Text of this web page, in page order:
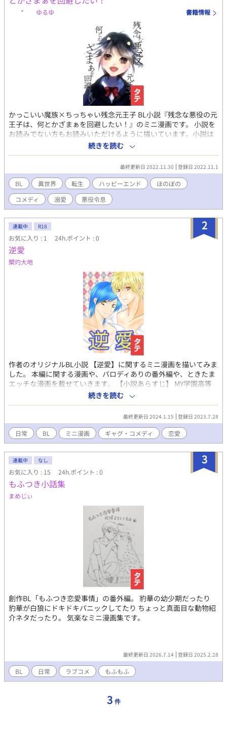
* ゆるゆ 書籍情報
かっこいい魔族×ちっちゃい残念元王子 BL小説『残念な悪役の元
王子は、何とかざまぁを回避したい！』のミニ漫画です。 小説を
お読みでない方もお読みいただけるように描いています。小説は
R18、漫画はR15くらいです。 自作の絵に戻しました！（笑） 皆
さまの応援のおかげで『もふもふ獣人に転生したら、最愛の推し
に溺愛されています』書籍化、心から、ありがとうございます！
続きを読む
最終更新日 2022.11.30 登録日 2022.11.1
BL 異世界 転生 ハッピーエンド
ほのぼの
コメディ
溺愛 悪役令息
2
連載中 R18
お気に入り : 1 24h.ポイント : 0
逆愛
槊灼大地
作者のオリジナルBL小説 【逆愛】に関するミニ漫画を描いてみま
した。 本編に関する漫画や、パロディありの番外編や、ときたま
エッチな漫画を載せていきます。 【小説あらすじ】 MY学園高等
部2年の大空嵐【ｵｵｿﾞﾗｱﾗｼ】は、同じ生徒会の先輩の寺伝洸弍【ｼﾞ
ﾃﾞﾝｺｳｼﾞ】にいつも酷い扱いをされていた。 そのことを親友に相
談したら「犯してみればいいじゃん」とアドバイスされて、実行
することにしたが… 小説は完結済み。
続きを読む
最終更新日 2024.1.15 登録日 2023.7.28
日常 BL ミニ漫画 ギャグ・コメディ 恋愛
3
連載中 なし
お気に入り : 15 24h.ポイント : 0
もふつき小話集
まめじぃ
創作BL「もふつき恋愛事情」の番外編。 豹華の幼少期だったり
豹華が白狼にドキドキパニックしてたり ちょっと真面目な動物紹
介ネタだったり。 気楽なミニ漫画集です。
最終更新日 2026.7.14 登録日 2025.2.28
BL 日常 ラブコメ もふもふ
3 件